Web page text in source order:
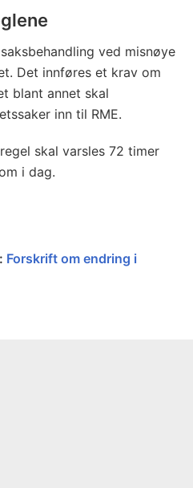
ved misnøye
Det innføres et krav om
blant annet skal
inn til RME.
skal varsles 72 timer
i dag.
Forskrift om endring i